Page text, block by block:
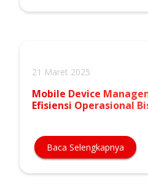
21 Maret 2025
Mobile Device
Efisiensi Operasional
Baca Selengkapnya